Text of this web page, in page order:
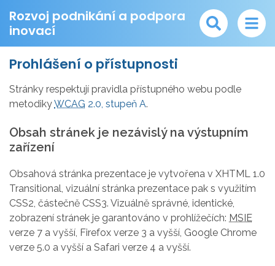
Rozvoj podnikání a podpora
inovací
Prohlášení o přístupnosti
Stránky respektují pravidla přístupného webu podle
metodikyWCAG 2.0, stupeň A.
Obsah stránek je nezávislý na výstupním
zařízení
Obsahová stránka prezentace je vytvořena v XHTML 1.0
Transitional, vizuální stránka prezentace pak s využitím
CSS2, částečně CSS3. Vizuálně správné, identické,
zobrazení stránek je garantováno v prohlížečích: MSIE
verze 7 a vyšší, Firefox verze 3 a vyšší, Google Chrome
verze 5.0 a vyšší a Safari verze 4 a vyšší.